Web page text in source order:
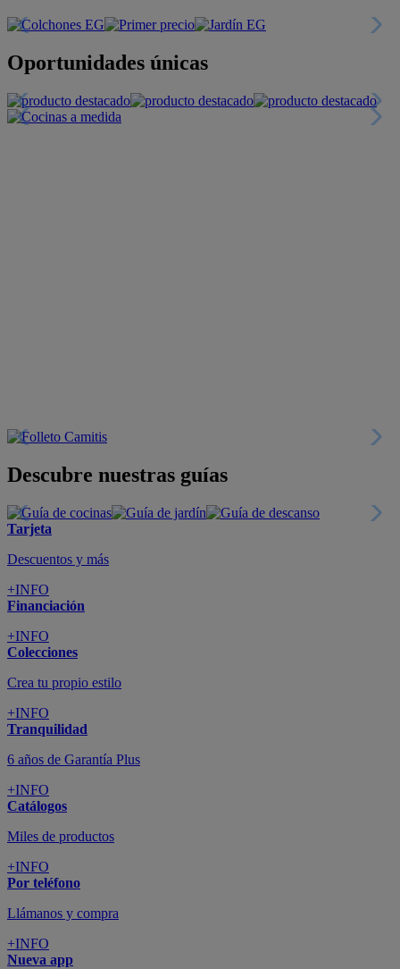
Oportunidades únicas
Descubre nuestras guías
Tarjeta
Descuentos y más
+INFO
Financiación
+INFO
Colecciones
Crea tu propio estilo
+INFO
Tranquilidad
6 años de Garantía Plus
+INFO
Catálogos
Miles de productos
+INFO
Por teléfono
Llámanos y compra
+INFO
Nueva app